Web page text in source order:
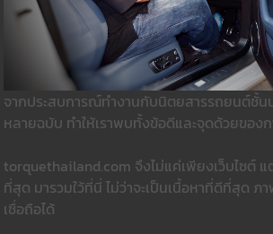
จากประสบการณ์ทำงานกับนิตยสารรถยนต์ชั้น
หลายฉบับ ทำให้เราพบทั้งข้อดีและจุดด้วยของก
torquethailand.com จึงไม่แค่เพียงเว็บไซต์
ที่สุด มารวมใว้ที่นี่ ไม่ว่าจะเป็นเนื้อหาที่ดีที่สุด
เชื่อถือได้